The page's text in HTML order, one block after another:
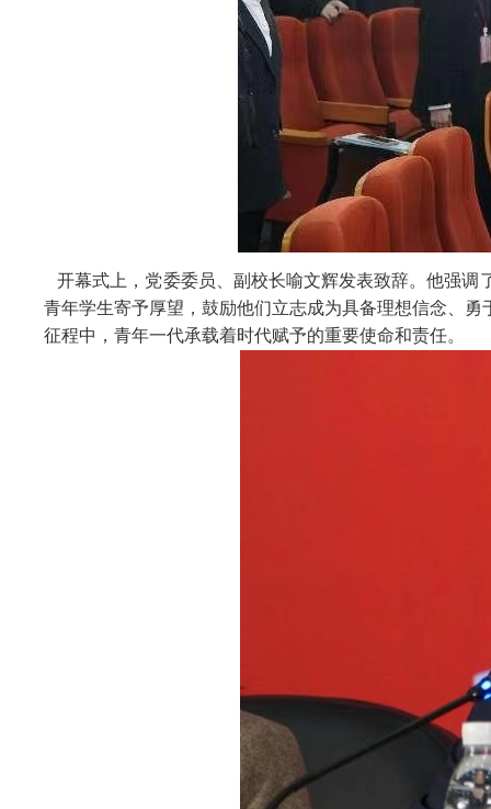
开幕式上，党委委员、副校长喻文辉发表致辞。他强调
青年学生寄予厚望，鼓励他们立志成为具备理想信念、
征程中，青年一代承载着时代赋予的重要使命和责任。